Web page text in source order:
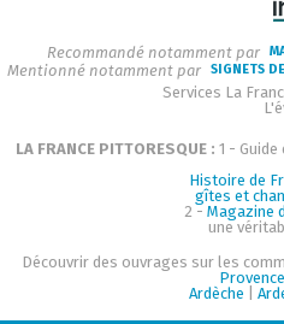
Recommandé notamment par
Mentionné notamment par SIGNETS
Services La
LA FRANCE PITTORESQUE : 1 -
Histoire de
gîtes et
2 - Magazine
une
Découvrir des ouvrages sur les
Provence
Ardèche